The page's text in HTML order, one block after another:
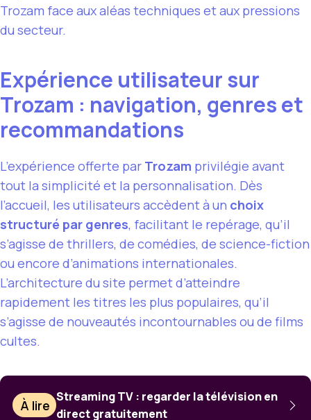
Trozam face aux aléas techniques et aux pressions
du secteur.
Expérience utilisateur sur
Trozam : navigation, genres et
recommandations
L’expérience offerte par Trozam privilégie avant
tout la simplicité et la personnalisation. Dès
l’accueil, les utilisateurs accèdent à un choix
structuré par genres, facilitant le repérage, qu’il
s’agisse de thrillers, de comédies, de science-fiction
ou encore d’animations internationales.
L’architecture du site permet d’atteindre
rapidement les titres les plus populaires, qu’il
s’agisse de nouveautés incontournables ou de films
cultes.
À lire
Streaming TV : regarder la télévision en
direct gratuitement